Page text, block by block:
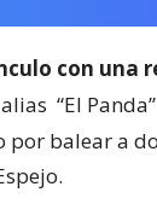
con una
“El Panda”
balear a